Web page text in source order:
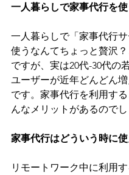
一人暮らしで家事代行を
一人暮らしで「家事代行
使うなんてちょっと贅沢
ですが、実は20代-30代の
ユーザーが近年どんどん
です。家事代行を利用す
んなメリットがあるのでし
家事代行はどういう時に使
リモートワーク中に利用